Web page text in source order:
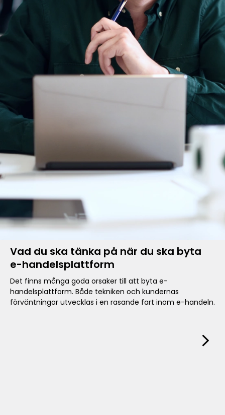
Vad du ska tänka på när du ska byta
e-handelsplattform
Det finns många goda orsaker till att byta e-
handelsplattform. Både tekniken och kundernas
förväntningar utvecklas i en rasande fart inom e-handeln.